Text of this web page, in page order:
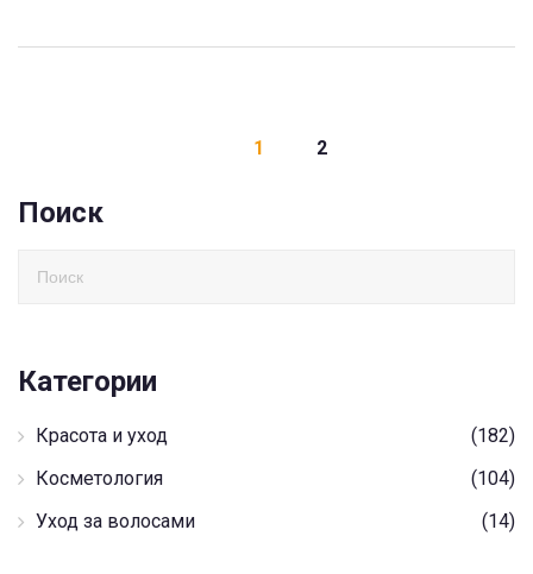
1 2
Поиск
Категории
Красота и уход
(182)
Косметология
(104)
Уход за волосами
(14)